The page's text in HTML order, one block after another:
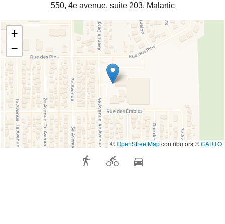
550, 4e avenue, suite 203, Malartic
+
−
©OpenStreetMapcontributors ©CARTO